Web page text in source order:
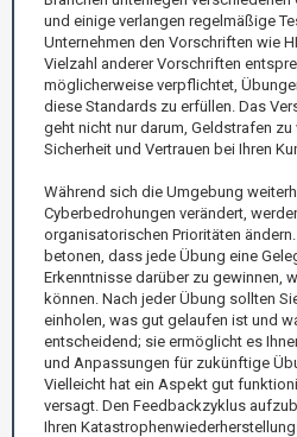
und einige verlangen regelmäßige
Unternehmen den Vorschriften wie
Vielzahl anderer Vorschriften
möglicherweise verpflichtet,
diese Standards zu erfüllen. Das
geht nicht nur darum, Geldstrafen zu
Sicherheit und Vertrauen bei Ihren
Während sich die Umgebung
Cyberbedrohungen verändert,
organisatorischen Prioritäten
betonen, dass jede Übung eine
Erkenntnisse darüber zu gewinnen,
können. Nach jeder Übung sollten
einholen, was gut gelaufen ist und
entscheidend; sie ermöglicht es
und Anpassungen für zukünftige
Vielleicht hat ein Aspekt gut
versagt. Den Feedbackzyklus
Ihren